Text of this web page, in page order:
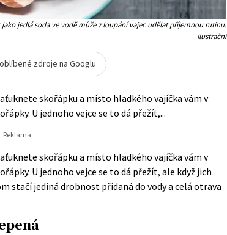
jedlá soda ve vodě může z loupání vajec udělat příjemnou rutinu.
Ilustrační
zdroje na Googlu
skořápku a místo hladkého vajíčka vám v
U jednoho vejce se to dá přežít,...
skořápku a místo hladkého vajíčka vám v
U jednoho vejce se to dá přežít, ale když jich
stačí jediná drobnost přidaná do vody a celá otrava